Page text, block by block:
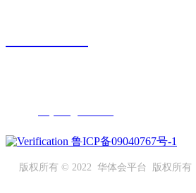
鲁ICP备09040767号-1
版权所有 © 2022 华体会平台 版权